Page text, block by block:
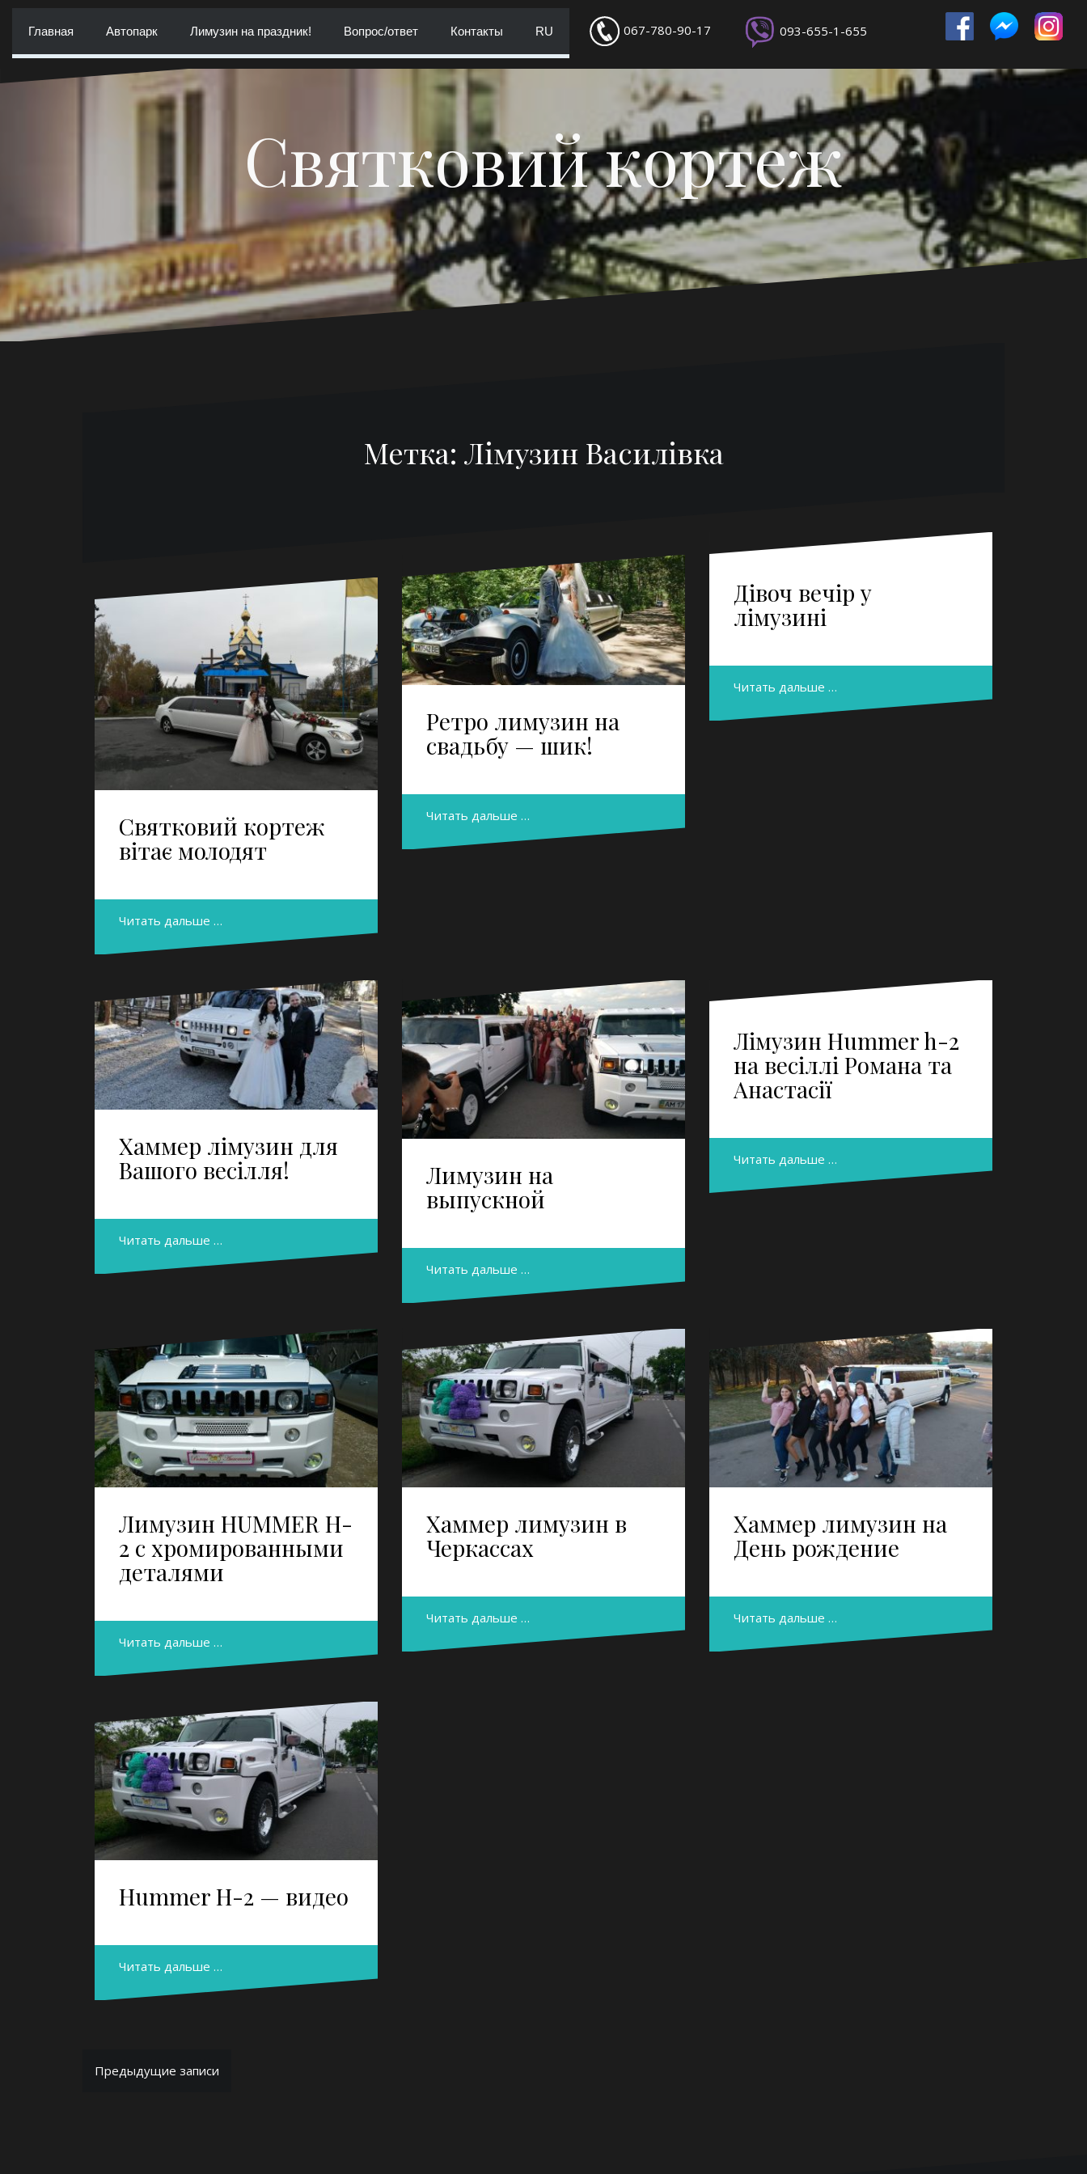
Главная Автопарк Лимузин на праздник! Вопрос/ответ Контакты RU 067-780-90-17 093-655-1-655
Святковий кортеж
Метка: Лімузин Василівка
Святковий кортеж
вітає молодят
Читать дальше …
Ретро лимузин на
свадьбу — шик!
Читать дальше …
Дівоч вечір у
лімузині
Читать дальше …
Хаммер лімузин для
Вашого весілля!
Читать дальше …
Лимузин на
выпускной
Читать дальше …
Лімузин Hummer h-2
на весіллі Романа та
Анастасії
Читать дальше …
Лимузин HUMMER H-
2 с хромированными
деталями
Читать дальше …
Хаммер лимузин в
Черкассах
Читать дальше …
Хаммер лимузин на
День рождение
Читать дальше …
Hummer H-2 — видео
Читать дальше …
Навигация
по
Предыдущие записи